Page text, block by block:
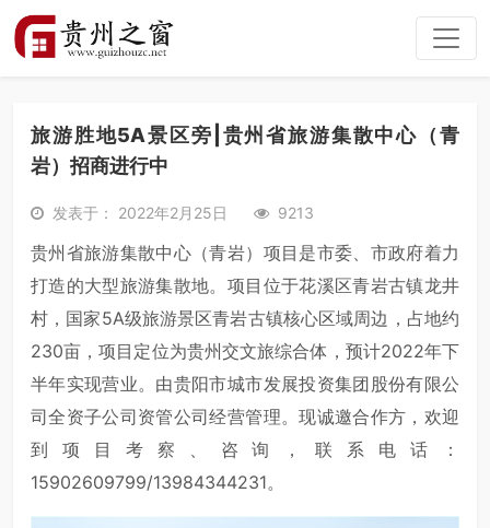
旅游胜地5A景区旁|贵州省旅游集散中心（青
岩）招商进行中
发表于： 2022年2月25日 9213
贵州省旅游集散中心（青岩）项目是市委、市政府着力
打造的大型旅游集散地。项目位于花溪区青岩古镇龙井
村，国家5A级旅游景区青岩古镇核心区域周边，占地约
230亩，项目定位为贵州交文旅综合体，预计2022年下
半年实现营业。由贵阳市城市发展投资集团股份有限公
司全资子公司资管公司经营管理。现诚邀合作方，欢迎
到项目考察、咨询，联系电话：
15902609799/13984344231。